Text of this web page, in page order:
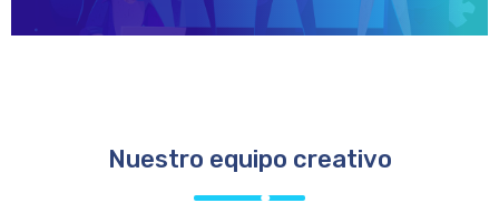
Nuestro equipo creativo